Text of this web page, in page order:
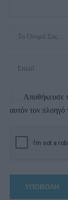
Αποθήκευσε
αυτόν τον